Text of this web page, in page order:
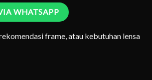
WHATSAPP
frame, atau kebutuhan lensa